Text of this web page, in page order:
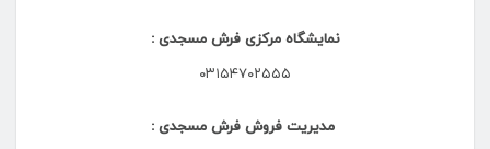
نمایشگاه مرکزی فرش مسجدی :
۰۳۱۵۴۷۰۲۵۵۵
مدیریت فروش فرش مسجدی :